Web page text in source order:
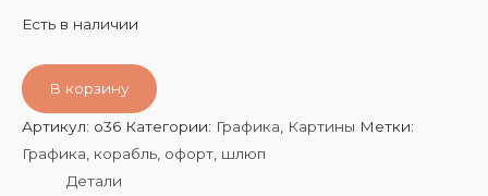
Есть в наличии
В корзину
Артикул: o36 Категории: Графика Картины Метки:
Графика корабль офорт шлюп
Детали